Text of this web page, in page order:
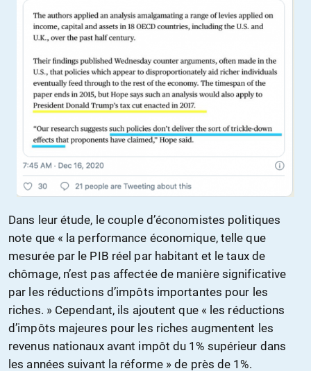
Dans leur étude, le couple d’économistes politiques
note que « la performance économique, telle que
mesurée par le PIB réel par habitant et le taux de
chômage, n’est pas affectée de manière significative
par les réductions d’impôts importantes pour les
riches. » Cependant, ils ajoutent que « les réductions
d’impôts majeures pour les riches augmentent les
revenus nationaux avant impôt du 1% supérieur dans
les années suivant la réforme » de près de 1%.